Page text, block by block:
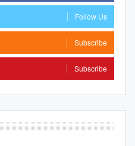
Follow Us
Subscribe
Subscribe